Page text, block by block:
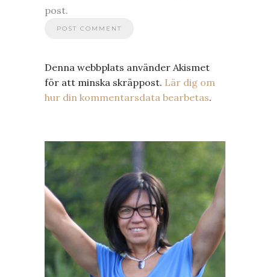
post.
Denna webbplats använder Akismet
för att minska skräppost. Lär dig om
hur din kommentarsdata bearbetas.